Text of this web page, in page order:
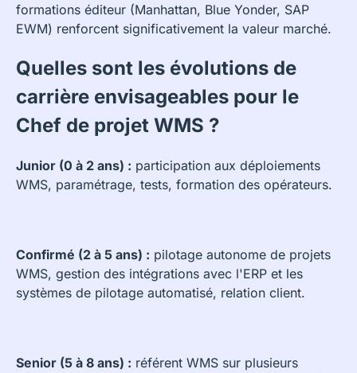
formations éditeur (Manhattan, Blue Yonder, SAP
EWM) renforcent significativement la valeur marché.
Quelles sont les évolutions de
carrière envisageables pour le
Chef de projet WMS ?
Junior (0 à 2 ans) : participation aux déploiements
WMS, paramétrage, tests, formation des opérateurs.
Confirmé (2 à 5 ans) : pilotage autonome de projets
WMS, gestion des intégrations avec l'ERP et les
systèmes de pilotage automatisé, relation client.
Senior (5 à 8 ans) : référent WMS sur plusieurs